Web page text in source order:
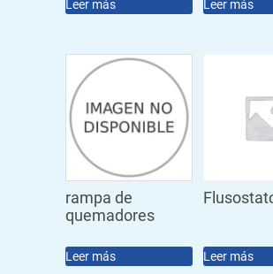
Leer más Leer más
rampa de
quemadores
Leer más Leer más